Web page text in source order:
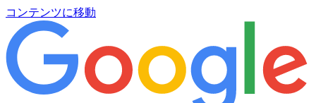
コンテンツに移動